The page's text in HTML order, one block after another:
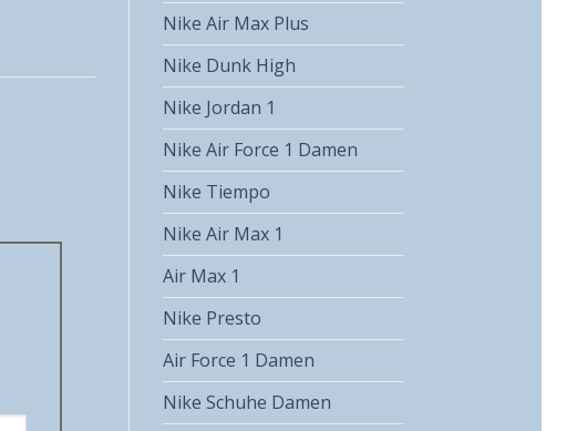
Nike Air Max Plus
Nike Dunk High
Nike Jordan 1
Nike Air Force 1 Damen
Nike Tiempo
Nike Air Max 1
Air Max 1
Nike Presto
Air Force 1 Damen
Nike Schuhe Damen